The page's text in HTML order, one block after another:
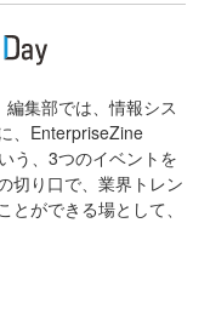
集部では、情報シス
、EnterpriseZine
う、3つのイベントを
切り口で、業界トレン
ができる場として、